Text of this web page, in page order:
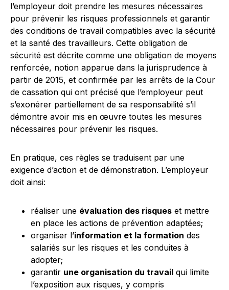
l’employeur doit prendre les mesures nécessaires
pour prévenir les risques professionnels et garantir
des conditions de travail compatibles avec la sécurité
et la santé des travailleurs. Cette obligation de
sécurité est décrite comme une obligation de moyens
renforcée, notion apparue dans la jurisprudence à
partir de 2015, et confirmée par les arrêts de la Cour
de cassation qui ont précisé que l’employeur peut
s’exonérer partiellement de sa responsabilité s’il
démontre avoir mis en œuvre toutes les mesures
nécessaires pour prévenir les risques.
En pratique, ces règles se traduisent par une
exigence d’action et de démonstration. L’employeur
doit ainsi:
réaliser une évaluation des risques et mettre
en place les actions de prévention adaptées;
organiser l’information et la formation des
salariés sur les risques et les conduites à
adopter;
garantir une organisation du travail qui limite
l’exposition aux risques, y compris